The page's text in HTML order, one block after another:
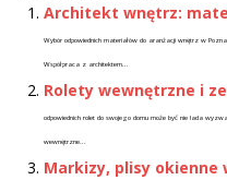
Architekt wnętrz:
Wybór odpowiednich materiałów do aranżacji wnętrz w
Współpraca z architektem...
Rolety wewnętrzne i
odpowiednich rolet do swojego domu może być nie lada
wewnętrzne...
Markizy, plisy okienne